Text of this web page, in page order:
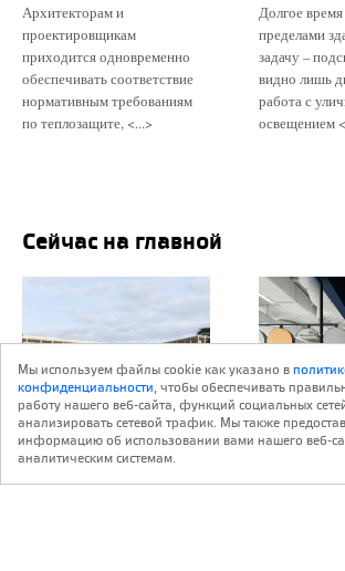
Архитекторам и
проектировщикам
приходится одновременно
обеспечивать соответствие
нормативным требованиям
по теплозащите, <...>
Долгое время
пределами
задачу –
видно лишь
работа с
освещением
Сейчас на главной
Объект
Мы используем файлы cookie как указано в
конфиденциальности, чтобы обеспечивать
работу нашего веб-сайта, функций социальных
анализировать сетевой трафик. Мы также
информацию об использовании вами нашего веб-
аналитическим системам.